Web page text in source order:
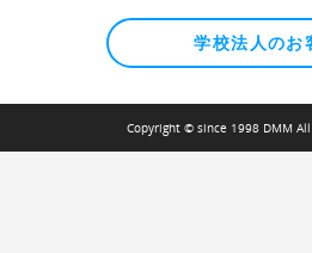
学校法人のお
Copyright © since 1998 DMM All